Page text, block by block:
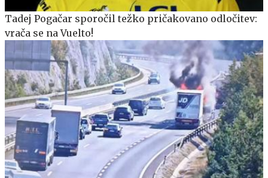
Tadej Pogačar sporočil težko pričakovano odločitev:
vrača se na Vuelto!